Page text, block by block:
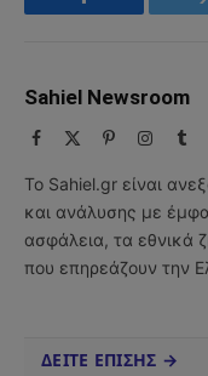
Facebook
Sahiel Newsroom
Facebook Pinterest
Το Sahiel.gr είναι
και ανάλυσης με
ασφάλεια, τα εθνικά
που επηρεάζουν την
ΔΕΙΤΕ ΕΠΙΣΗΣ →